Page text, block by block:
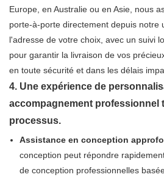
Europe, en Australie ou en Asie, nous
porte-à-porte directement depuis notre
l'adresse de votre choix, avec un suivi
pour garantir la livraison de vos
en toute sécurité et dans les délais
4. Une expérience de
accompagnement professionnel
processus.
Assistance en conception
conception peut répondre
de conception professionnelles